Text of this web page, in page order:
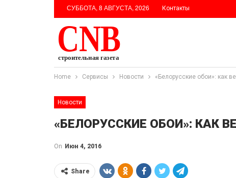
СУББОТА, 8 АВГУСТА, 2026 Контакты
Home Сервисы Новости «Белорусские обои»: как
Новости
«БЕЛОРУССКИЕ ОБОИ»: КАК
On Июн 4, 2016
Share